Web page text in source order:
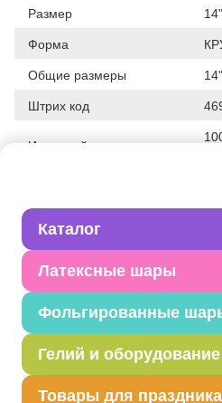
Каталог
Латексные шары
Фольгированные
Гелий и оборудование
Товары для праздника
Размер 14"
Форма
Общие размеры
Штрих код
Исходный материал
Вес
Описание товара
Набор шаров из натурального
мультфильма "Лунтик". В
- идеальное решение для
магазине самообслуживания.
зафиксированы на
хорошо виден рисунок.